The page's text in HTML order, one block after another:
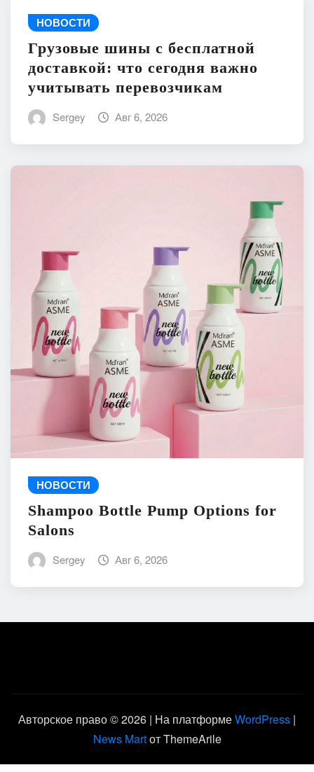
НОВОСТИ
Грузовые шины с бесплатной
доставкой: что сегодня важно
учитывать перевозчикам
Sergey Авг 6, 2026
НОВОСТИ
Shampoo Bottle Pump Options for
Salons
Sergey Авг 6, 2026
Авторское право © 2026 | На платформеWordPress |
News Martот ThemeArile